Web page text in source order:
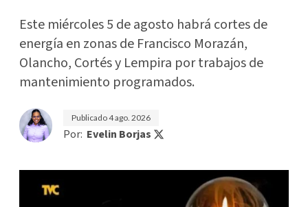
Este miércoles 5 de agosto habrá cortes de
energía en zonas de Francisco Morazán,
Olancho, Cortés y Lempira por trabajos de
mantenimiento programados.
Publicado4 ago. 2026
Por: Evelin Borjas